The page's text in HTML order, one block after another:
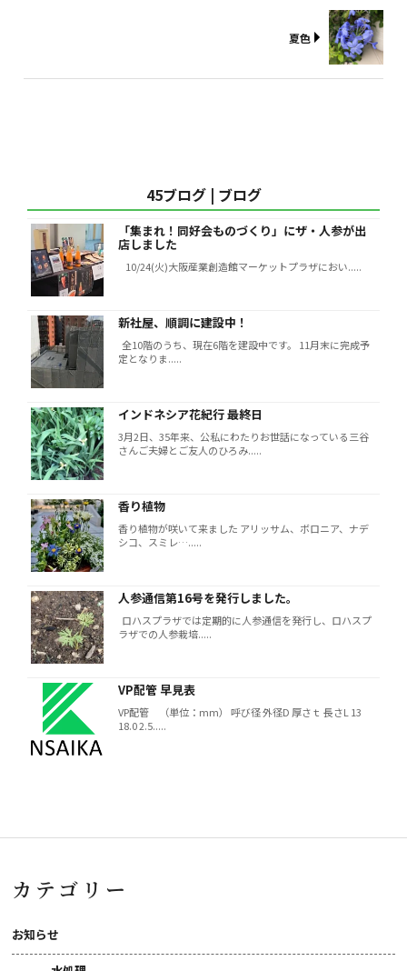
夏色
45ブログ | ブログ
「集まれ！同好会ものづくり」にザ・人参が出
店しました
10/24(火)大阪産業創造館マーケットプラザにおい.....
新社屋、順調に建設中！
全10階のうち、現在6階を建設中です。 11月末に完成予
定となりま.....
インドネシア花紀行 最終日
3月2日、35年来、公私にわたりお世話になっている三谷
さんご夫婦とご友人のひろみ.....
香り植物
香り植物が咲いて来ました アリッサム、ボロニア、ナデ
シコ、スミレ….....
人参通信第16号を発行しました。
ロハスプラザでは定期的に人参通信を発行し、ロハスプ
ラザでの人参栽培.....
VP配管 早見表
VP配管 （単位：mm） 呼び径 外径D 厚さｔ 長さL 13
18.0 2.5.....
カテゴリー
お知らせ